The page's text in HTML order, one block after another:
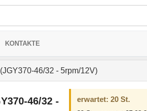
KONTAKTE
46/32 - 5rpm/12V)
46/32 -
erwartet: 20 St.